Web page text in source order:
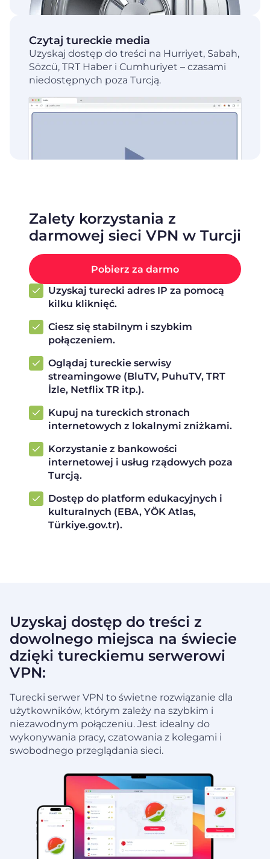
Czytaj tureckie media
Uzyskaj dostęp do treści na Hurriyet, Sabah,
Sözcü, TRT Haber i Cumhuriyet – czasami
niedostępnych poza Turcją.
Zalety korzystania z
darmowej sieci VPN w Turcji
Pobierz za darmo
Uzyskaj turecki adres IP za pomocą
kilku kliknięć.
Ciesz się stabilnym i szybkim
połączeniem.
Oglądaj tureckie serwisy
streamingowe (BluTV, PuhuTV, TRT
İzle, Netflix TR itp.).
Kupuj na tureckich stronach
internetowych z lokalnymi zniżkami.
Korzystanie z bankowości
internetowej i usług rządowych poza
Turcją.
Dostęp do platform edukacyjnych i
kulturalnych (EBA, YÖK Atlas,
Türkiye.gov.tr).
Uzyskaj dostęp do treści z
dowolnego miejsca na świecie
dzięki tureckiemu serwerowi
VPN:
Turecki serwer VPN to świetne rozwiązanie dla
użytkowników, którym zależy na szybkim i
niezawodnym połączeniu. Jest idealny do
wykonywania pracy, czatowania z kolegami i
swobodnego przeglądania sieci.